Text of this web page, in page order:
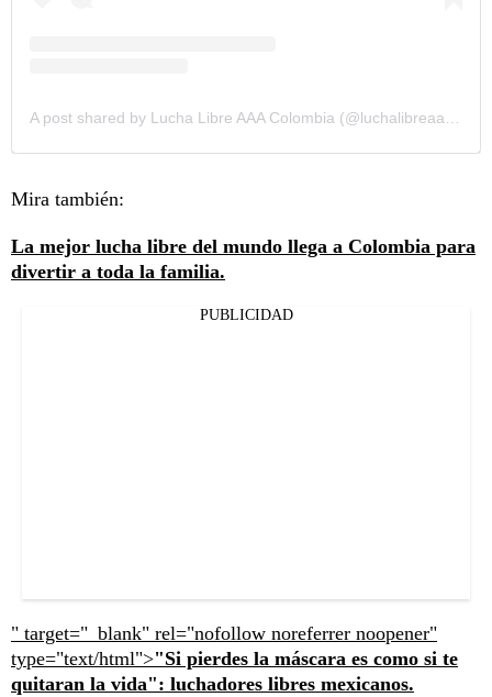
Mira también:
La mejor lucha libre del mundo llega a Colombia para
divertir a toda la familia.
PUBLICIDAD
" target="_blank" rel="nofollow noreferrer noopener"
type="text/html">"Si pierdes la máscara es como si te
quitaran la vida": luchadores libres mexicanos.